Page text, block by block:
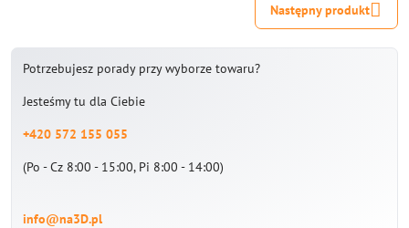
Następny produkt
Potrzebujesz porady przy wyborze towaru?
Jesteśmy tu dla Ciebie
+420 572 155 055
(Po - Cz 8:00 - 15:00, Pi 8:00 - 14:00)
info@na3D.pl